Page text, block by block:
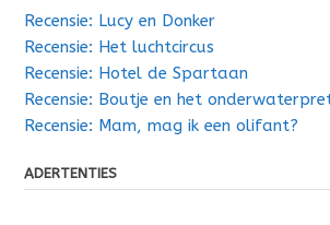
Recensie: Lucy en Donker
Recensie: Het luchtcircus
Recensie: Hotel de Spartaan
Recensie: Boutje en het
Recensie: Mam, mag ik een olifant?
ADERTENTIES